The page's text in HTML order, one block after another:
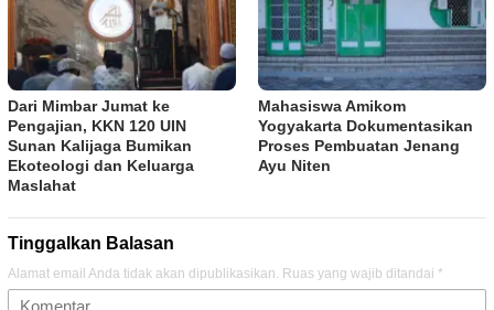
Dari Mimbar Jumat ke
Pengajian, KKN 120 UIN
Sunan Kalijaga Bumikan
Ekoteologi dan Keluarga
Maslahat
Mahasiswa Amikom
Yogyakarta Dokumentasikan
Proses Pembuatan Jenang
Ayu Niten
Tinggalkan Balasan
Alamat email Anda tidak akan dipublikasikan. Ruas yang wajib ditandai *